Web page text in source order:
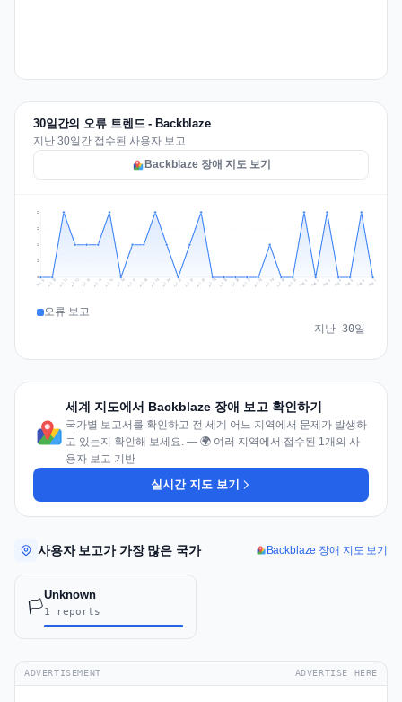
30일간의 오류 트렌드 - Backblaze
지난 30일간 접수된 사용자 보고
Backblaze 장애 지도 보기
1
1
2
2
Jul 9 Jul 10 Jul 11 Jul 12 Jul 13 Jul 14 Jul 15 Jul 16 Jul 17 Jul 18 Jul 19 Jul 20 Jul 21 Jul 22 Jul 23 Jul 24 Jul 25 Jul 26 Jul 27 Jul 28 Jul 29 Jul 30 Jul 31 Aug 1 Aug 2 Aug 3 Aug 4 Aug 5 Aug 6 Aug 7
오류 보고
지난 30일
세계 지도에서 Backblaze 장애 보고 확인하기
국가별 보고서를 확인하고 전 세계 어느 지역에서 문제가 발생하
고 있는지 확인해 보세요. — 🌍 여러 지역에서 접수된 1개의 사
용자 보고 기반
실시간 지도 보기
사용자 보고가 가장 많은 국가 Backblaze 장애 지도 보기
🏳️
Unknown
1 reports
ADVERTISEMENT ADVERTISE HERE